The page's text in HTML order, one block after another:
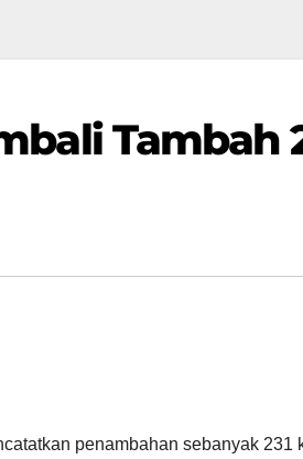
Tambah
penambahan sebanyak 231